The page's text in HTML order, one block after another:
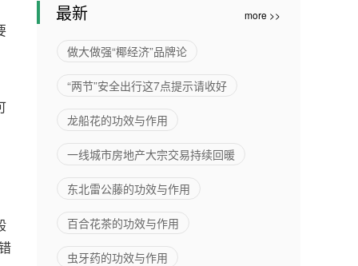
例263例
可累计为
超过300
亿元
超11亿人
最新 more >>
做大做强“椰经济”品牌论
“两节”安全出行这7点提示请收好
龙船花的功效与作用
一线城市房地产大宗交易持续回暖
东北雷公藤的功效与作用
百合花茶的功效与作用
虫牙药的功效与作用